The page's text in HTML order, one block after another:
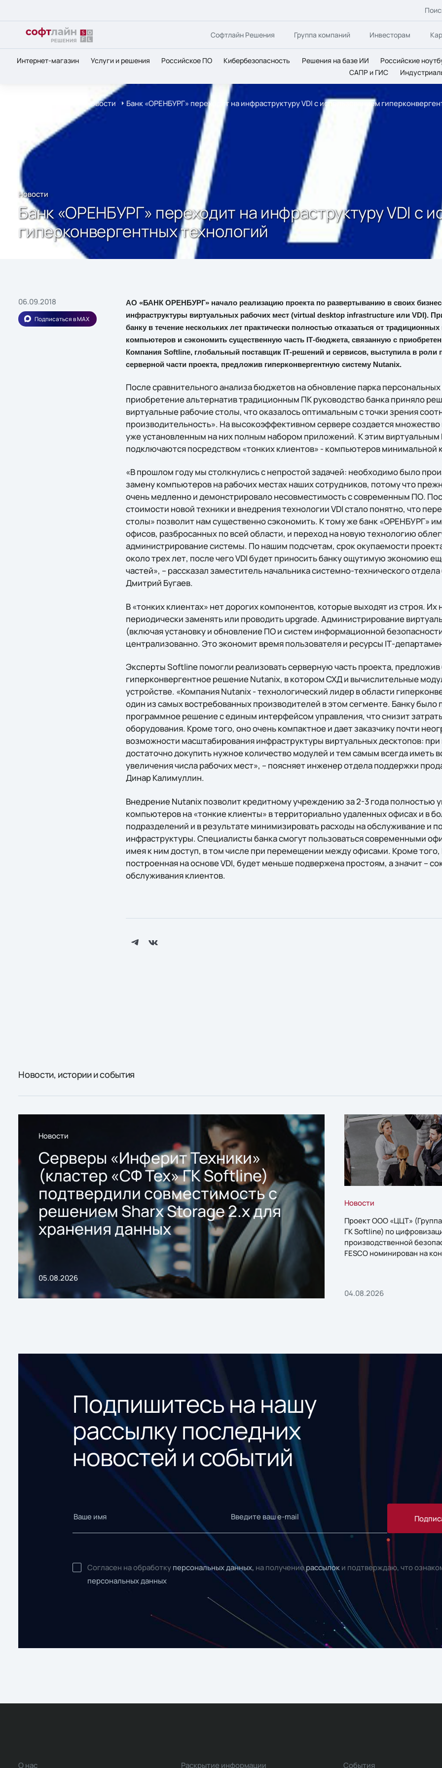
Софтлайн Решения Группа компаний Инвесторам
Интернет-магазин Услуги и решения Российское ПО Кибербезопасность Решения на базе ИИ Российские
САПР и ГИС
Новости Банк «ОРЕНБУРГ» переходит на инфраструктуру VDI с использованием
Новости
Банк «ОРЕНБУРГ» переходит на инфраструктуру VDI с
гиперконвергентных технологий
06.09.2018
Подписаться в MAX
АО «БАНК ОРЕНБУРГ» начало реализацию проекта по развертыванию в своих
инфраструктуры виртуальных рабочих мест (virtual desktop infrastructure или VDI).
банку в течение нескольких лет практически полностью отказаться от
компьютеров и сэкономить существенную часть IТ-бюджета, связанную с
Компания Softline, глобальный поставщик IТ-решений и сервисов, выступила в роли
серверной части проекта, предложив гиперконвергентную систему Nutanix.
После сравнительного анализа бюджетов на обновление парка
приобретение альтернатив традиционным ПК руководство банка приняло
виртуальные рабочие столы, что оказалось оптимальным с точки зрения
производительность». На высокоэффективном сервере создается
уже установленным на них полным набором приложений. К этим виртуальным
подключаются посредством «тонких клиентов» - компьютеров минимальной
«В прошлом году мы столкнулись с непростой задачей: необходимо было
замену компьютеров на рабочих местах наших сотрудников, потому что
очень медленно и демонстрировало несовместимость с современным ПО.
стоимости новой техники и внедрения технологии VDI стало понятно, что
столы» позволит нам существенно сэкономить. К тому же банк «ОРЕНБУРГ»
офисов, разбросанных по всей области, и переход на новую технологию
администрирование системы. По нашим подсчетам, срок окупаемости
около трeх лет, после чего VDI будет приносить банку ощутимую экономию
частей», – рассказал заместитель начальника системно-технического
Дмитрий Бугаев.
В «тонких клиентах» нет дорогих компонентов, которые выходят из строя. Их
периодически заменять или проводить upgrade. Администрирование
(включая установку и обновление ПО и систем информационной
централизованно. Это экономит время пользователя и ресурсы IТ-
Эксперты Softline помогли реализовать серверную часть проекта,
гиперконвергентное решение Nutanix, в котором СХД и вычислительные
устройстве. «Компания Nutanix - технологический лидер в области
один из самых востребованных производителей в этом сегменте. Банку
программное решение с единым интерфейсом управления, что снизит
оборудования. Кроме того, оно очень компактное и дает заказчику почти
возможности масштабирования инфраструктуры виртуальных десктопов:
достаточно докупить нужное количество модулей и тем самым всегда иметь
увеличения числа рабочих мест», – поясняет инженер отдела поддержки
Динар Калимуллин.
Внедрение Nutanix позволит кредитному учреждению за 2-3 года полностью
компьютеров на «тонкие клиенты» в территориально удаленных офисах и в
подразделений и в результате минимизировать расходы на обслуживание и
инфраструктуры. Специалисты банка смогут пользоваться современными
имея к ним доступ, в том числе при перемещении между офисами. Кроме того,
построенная на основе VDI, будет меньше подвержена простоям, а значит –
обслуживания клиентов.
Новости, истории и события
Новости
Серверы «Инферит Техники»
(кластер «СФ Тех» ГК Softline)
подтвердили совместимость с
решением Sharx Storage 2.x для
хранения данных
05.08.2026
Новости
Проект ООО «ЦЦТ»
ГК Softline) по
производственной
FESCO номинирован на
04.08.2026
Подпишитесь на нашу
рассылку последних
новостей и событий
Согласен на обработку персональных данных, на получениерассылок и подтверждаю, что
персональных данных
О нас Раскрытие информации События